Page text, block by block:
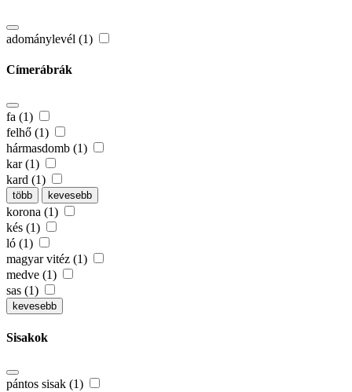
adománylevél (1)
Címerábrák
fa (1)
felhő (1)
hármasdomb (1)
kar (1)
kard (1)
több kevesebb
korona (1)
kés (1)
ló (1)
magyar vitéz (1)
medve (1)
sas (1)
kevesebb
Sisakok
pántos sisak (1)